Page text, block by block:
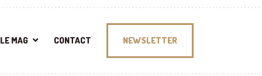
LE MAG CONTACT NEWSLETTER